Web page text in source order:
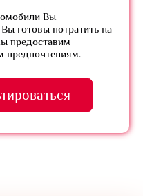
Вы
готовы потратить на
предоставим
предпочтениям.